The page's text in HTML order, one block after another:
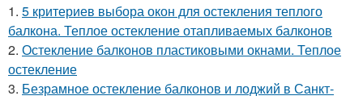
1. 5 критериев выбора окон для остекления теплого
балкона. Теплое остекление отапливаемых балконов
2. Остекление балконов пластиковыми окнами. Теплое
остекление
3. Безрамное остекление балконов и лоджий в Санкт-